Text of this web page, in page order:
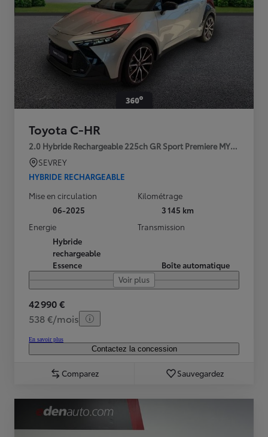
Toyota C-HR
2.0 Hybride Rechargeable 225ch GR Sport Premiere MY25
SEVREY
HYBRIDE RECHARGEABLE
Mise en circulation
06-2025
Kilométrage
3 145 km
Energie
Hybride
rechargeable
Essence
Transmission
Boîte automatique
Voir plus
42 990 €
538 €/mois
En savoir plus
Contactez la concession
Comparez Sauvegardez